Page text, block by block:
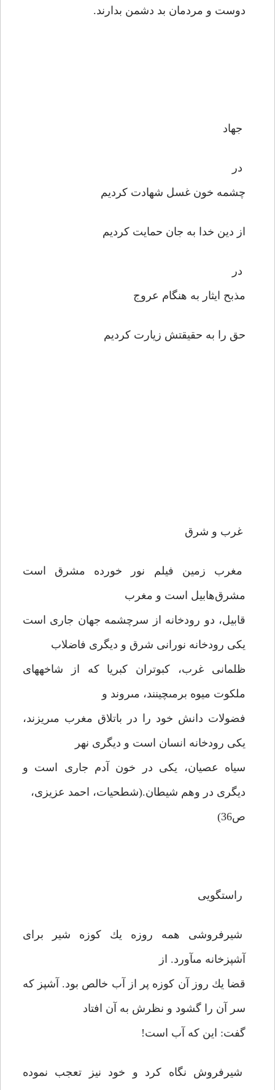
دوست و مردمان بد دشمن بدارند.
جهاد
در
چشمه خون غسل شهادت كرديم
از دين خدا به جان حمايت كرديم
در
مذبح ايثار به هنگام عروج
حق را به حقيقتش زيارت كرديم
غرب و شرق
مغرب زمين فيلم نور خورده مشرق است
مشرق‌هابيل است و مغرب
قابيل، دو رودخانه از سرچشمه جهان جارى است
يكى رودخانه نورانى شرق و ديگرى فاضلاب
ظلمانى غرب، كبوتران كبريا كه از شاخه‏هاى
ملكوت ميوه برمى‏چينند، مى‏روند و
فضولات دانش خود را در باتلاق مغرب مى‏ريزند،
يكى رودخانه انسان است و ديگرى نهر
سياه عصيان، يكى در خون آدم جارى است و
ديگرى در وهم شيطان.(شطحيات، احمد عزيزى،
ص36)
راستگويى
شيرفروشى همه روزه يك كوزه شير براى
آشپزخانه مى‏آورد. از
قضا يك روز آن كوزه پر از آب خالص بود. آشپز كه
سر آن را گشود و نظرش به آن افتاد
گفت: اين كه آب است!
شيرفروش نگاه كرد و خود نيز تعجب نموده